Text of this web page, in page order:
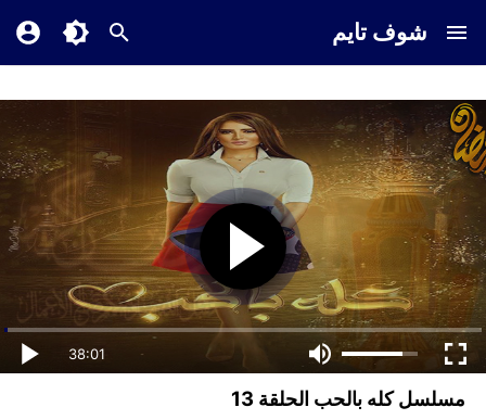
شوف تايم
38:01
مسلسل كله بالحب الحلقة 13